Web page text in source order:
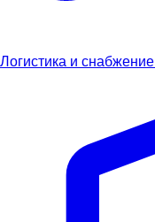
Логистика и снабжение